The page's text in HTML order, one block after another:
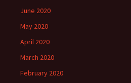
June 2020
May 2020
April 2020
March 2020
February 2020